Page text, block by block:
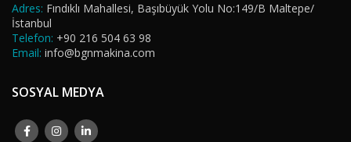
Adres: Fındıklı Mahallesi, Başıbüyük Yolu No:149/B Maltepe/
İstanbul
Telefon: +90 216 504 63 98
Email: info@bgnmakina.com
SOSYAL MEDYA